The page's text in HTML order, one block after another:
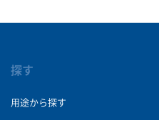
探す
用途から探す